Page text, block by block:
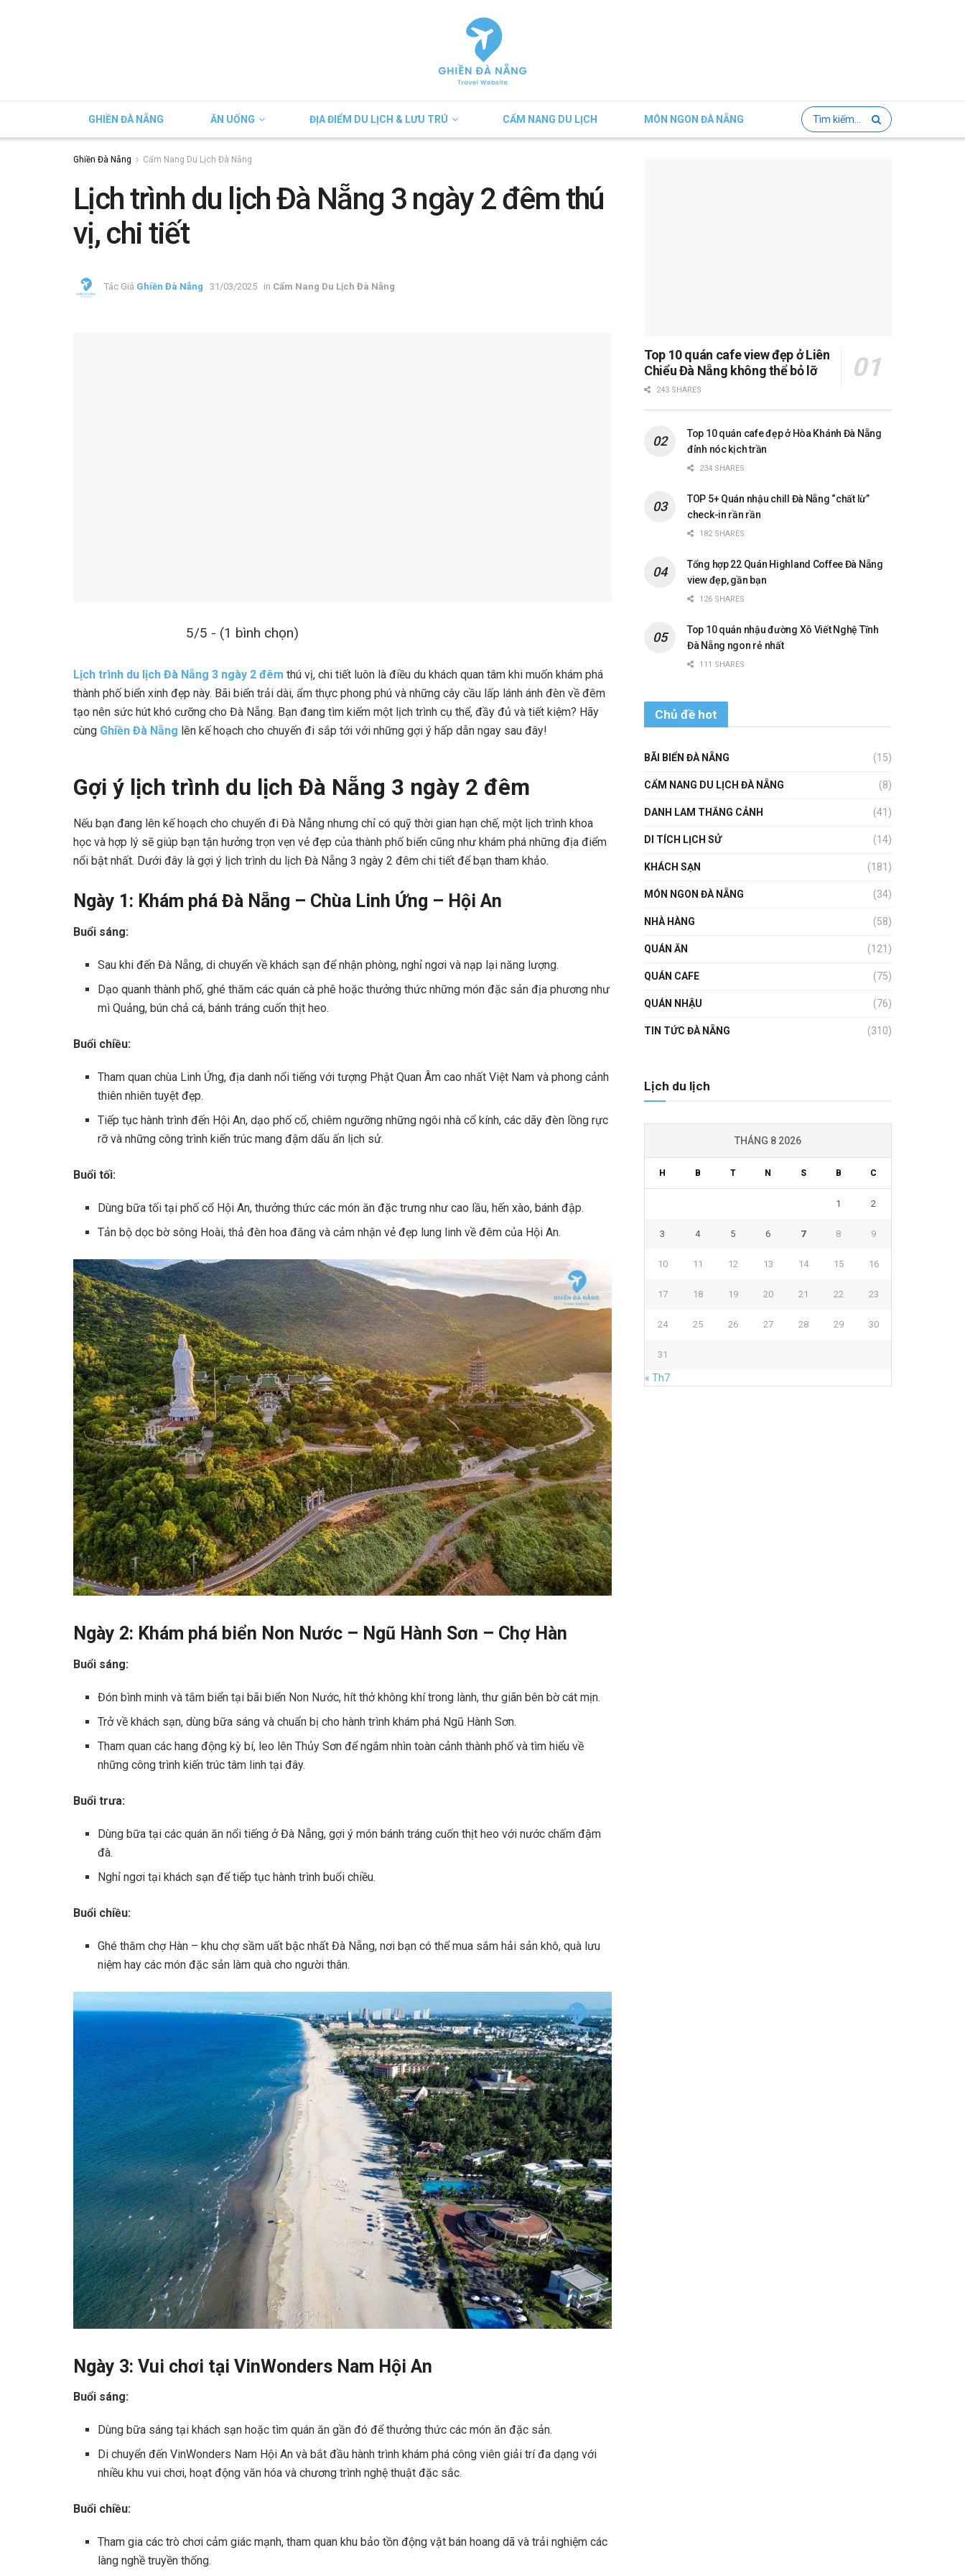
GHIỀN ĐÀ NẴNG ĂN UỐNG ĐỊA ĐIỂM DU LỊCH & LƯU TRÚ CẨM NANG DU LỊCH MÓN NGON ĐÀ NẴNG
Ghiền Đà Nẵng Cẩm Nang Du Lịch Đà Nẵng
Lịch trình du lịch Đà Nẵng 3 ngày 2 đêm thú
vị, chi tiết
Tác Giả Ghiền Đà Nẵng 31/03/2025 in Cẩm Nang Du Lịch Đà Nẵng
5/5 - (1 bình chọn)
Lịch trình du lịch Đà Nẵng 3 ngày 2 đêm thú vị, chi tiết luôn là điều du khách quan tâm khi muốn khám phá
thành phố biển xinh đẹp này. Bãi biển trải dài, ẩm thực phong phú và những cây cầu lấp lánh ánh đèn về đêm
tạo nên sức hút khó cưỡng cho Đà Nẵng. Bạn đang tìm kiếm một lịch trình cụ thể, đầy đủ và tiết kiệm? Hãy
cùng Ghiền Đà Nẵng lên kế hoạch cho chuyến đi sắp tới với những gợi ý hấp dẫn ngay sau đây!
Gợi ý lịch trình du lịch Đà Nẵng 3 ngày 2 đêm
Nếu bạn đang lên kế hoạch cho chuyến đi Đà Nẵng nhưng chỉ có quỹ thời gian hạn chế, một lịch trình khoa
học và hợp lý sẽ giúp bạn tận hưởng trọn vẹn vẻ đẹp của thành phố biển cũng như khám phá những địa điểm
nổi bật nhất. Dưới đây là gợi ý lịch trình du lịch Đà Nẵng 3 ngày 2 đêm chi tiết để bạn tham khảo.
Ngày 1: Khám phá Đà Nẵng – Chùa Linh Ứng – Hội An
Buổi sáng:
Sau khi đến Đà Nẵng, di chuyển về khách sạn để nhận phòng, nghỉ ngơi và nạp lại năng lượng.
Dạo quanh thành phố, ghé thăm các quán cà phê hoặc thưởng thức những món đặc sản địa phương như
mì Quảng, bún chả cá, bánh tráng cuốn thịt heo.
Buổi chiều:
Tham quan chùa Linh Ứng, địa danh nổi tiếng với tượng Phật Quan Âm cao nhất Việt Nam và phong cảnh
thiên nhiên tuyệt đẹp.
Tiếp tục hành trình đến Hội An, dạo phố cổ, chiêm ngưỡng những ngôi nhà cổ kính, các dãy đèn lồng rực
rỡ và những công trình kiến trúc mang đậm dấu ấn lịch sử.
Buổi tối:
Dùng bữa tối tại phố cổ Hội An, thưởng thức các món ăn đặc trưng như cao lầu, hến xào, bánh đập.
Tản bộ dọc bờ sông Hoài, thả đèn hoa đăng và cảm nhận vẻ đẹp lung linh về đêm của Hội An.
Ngày 2: Khám phá biển Non Nước – Ngũ Hành Sơn – Chợ Hàn
Buổi sáng:
Đón bình minh và tắm biển tại bãi biển Non Nước, hít thở không khí trong lành, thư giãn bên bờ cát mịn.
Trở về khách sạn, dùng bữa sáng và chuẩn bị cho hành trình khám phá Ngũ Hành Sơn.
Tham quan các hang động kỳ bí, leo lên Thủy Sơn để ngắm nhìn toàn cảnh thành phố và tìm hiểu về
những công trình kiến trúc tâm linh tại đây.
Buổi trưa:
Dùng bữa tại các quán ăn nổi tiếng ở Đà Nẵng, gợi ý món bánh tráng cuốn thịt heo với nước chấm đậm
đà.
Nghỉ ngơi tại khách sạn để tiếp tục hành trình buổi chiều.
Buổi chiều:
Ghé thăm chợ Hàn – khu chợ sầm uất bậc nhất Đà Nẵng, nơi bạn có thể mua sắm hải sản khô, quà lưu
niệm hay các món đặc sản làm quà cho người thân.
Ngày 3: Vui chơi tại VinWonders Nam Hội An
Buổi sáng:
Dùng bữa sáng tại khách sạn hoặc tìm quán ăn gần đó để thưởng thức các món ăn đặc sản.
Di chuyển đến VinWonders Nam Hội An và bắt đầu hành trình khám phá công viên giải trí đa dạng với
nhiều khu vui chơi, hoạt động văn hóa và chương trình nghệ thuật đặc sắc.
Buổi chiều:
Tham gia các trò chơi cảm giác mạnh, tham quan khu bảo tồn động vật bán hoang dã và trải nghiệm các
làng nghề truyền thống.
Top 10 quán cafe view đẹp ở Liên
Chiểu Đà Nẵng không thể bỏ lỡ
243 SHARES
Top 10 quán cafe đẹp ở Hòa Khánh Đà Nẵng
đỉnh nóc kịch trần
234 SHARES
TOP 5+ Quán nhậu chill Đà Nẵng “chất lừ”
check-in rần rần
182 SHARES
Tổng hợp 22 Quán Highland Coffee Đà Nẵng
view đẹp, gần bạn
126 SHARES
Top 10 quán nhậu đường Xô Viết Nghệ Tĩnh
Đà Nẵng ngon rẻ nhất
111 SHARES
Chủ đề hot
BÃI BIỂN ĐÀ NẴNG (15)
CẨM NANG DU LỊCH ĐÀ NẴNG (8)
DANH LAM THẮNG CẢNH (41)
DI TÍCH LỊCH SỬ (14)
KHÁCH SẠN (181)
MÓN NGON ĐÀ NẴNG (34)
NHÀ HÀNG (58)
QUÁN ĂN (121)
QUÁN CAFE (75)
QUÁN NHẬU (76)
TIN TỨC ĐÀ NẴNG (310)
Lịch du lịch
THÁNG 8 2026
H B T N S B C
1 2
3 4 5 6 7 8 9
10 11 12 13 14 15 16
17 18 19 20 21 22 23
24 25 26 27 28 29 30
31
« Th7